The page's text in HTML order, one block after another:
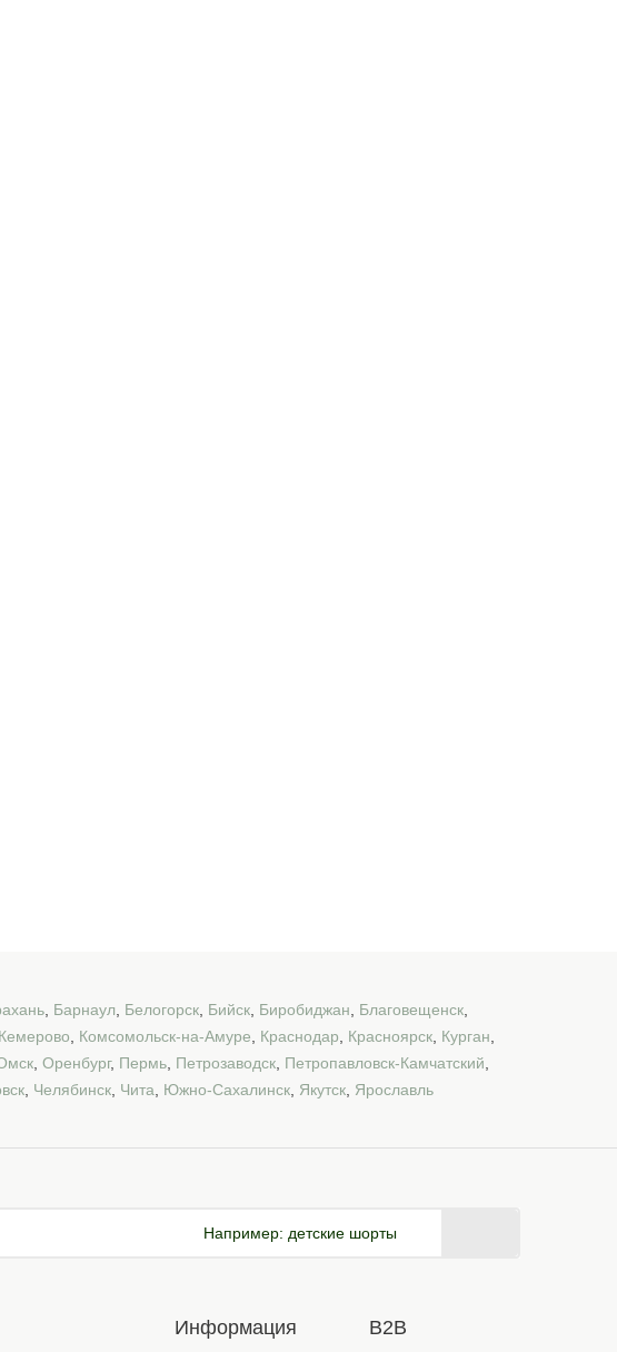
Барнаул Белогорск Бийск Биробиджан Благовещенск
Кемерово Комсомольск-на-Амуре Краснодар Красноярск Курган
Оренбург, Пермь Петрозаводск Петропавловск-Камчатский
Челябинск Чита Южно-Сахалинск Якутск Ярославль
Например: детские шорты
Информация B2B